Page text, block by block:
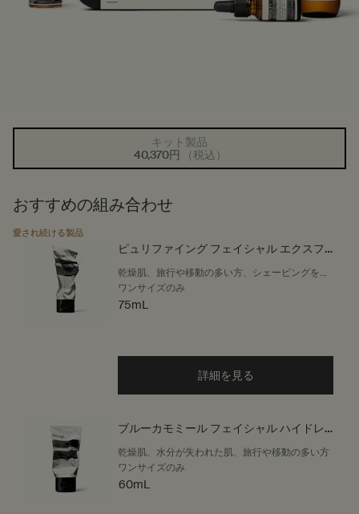
選択済み
商品バリエーションは在庫切れで
キット製品
40,370円
（税込）
, 1/1
おすすめの組み合わせ
ピュリファイング フェイシャル エクスフ
ォリアント
乾燥肌、旅行や移動の多い方、シェービングをす
る方、冬や冷涼な気候
愛され続ける製品
ワンサイズのみ
75mL
詳細を見る
ブルーカモミール フェイシャル ハイドレ
ーティング マスク
乾燥肌、水分が失われた肌、旅行や移動の多い方
ワンサイズのみ
60mL